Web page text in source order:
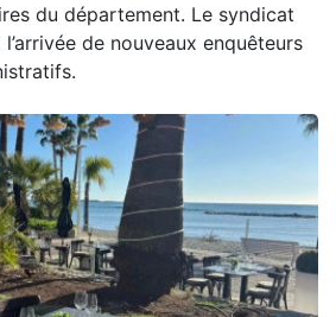
du département. Le syndicat
de nouveaux enquêteurs